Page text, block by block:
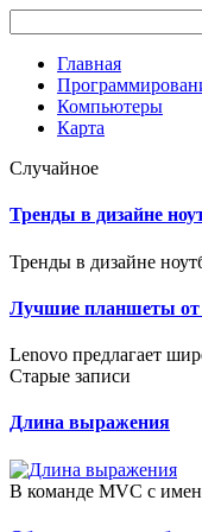
Главная
Компьютеры
Карта
Случайное
Тренды в дизайне
Тренды в дизайне
Лучшие планшеты от
Lenovo предлагает
Старые записи
Длина выражения
В команде MVC с